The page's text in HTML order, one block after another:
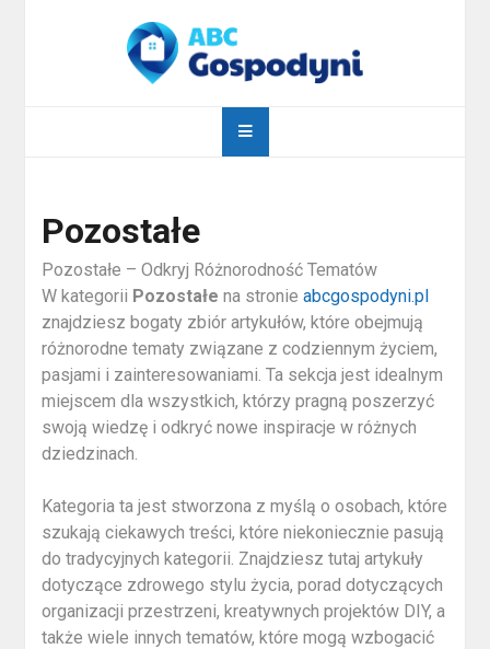
abcgospodyni.pl
Pozostałe
Pozostałe – Odkryj Różnorodność Tematów
W kategorii Pozostałe na stronieabcgospodyni.pl
znajdziesz bogaty zbiór artykułów, które obejmują
różnorodne tematy związane z codziennym życiem,
pasjami i zainteresowaniami. Ta sekcja jest idealnym
miejscem dla wszystkich, którzy pragną poszerzyć
swoją wiedzę i odkryć nowe inspiracje w różnych
dziedzinach.
Kategoria ta jest stworzona z myślą o osobach, które
szukają ciekawych treści, które niekoniecznie pasują
do tradycyjnych kategorii. Znajdziesz tutaj artykuły
dotyczące zdrowego stylu życia, porad dotyczących
organizacji przestrzeni, kreatywnych projektów DIY, a
także wiele innych tematów, które mogą wzbogacić